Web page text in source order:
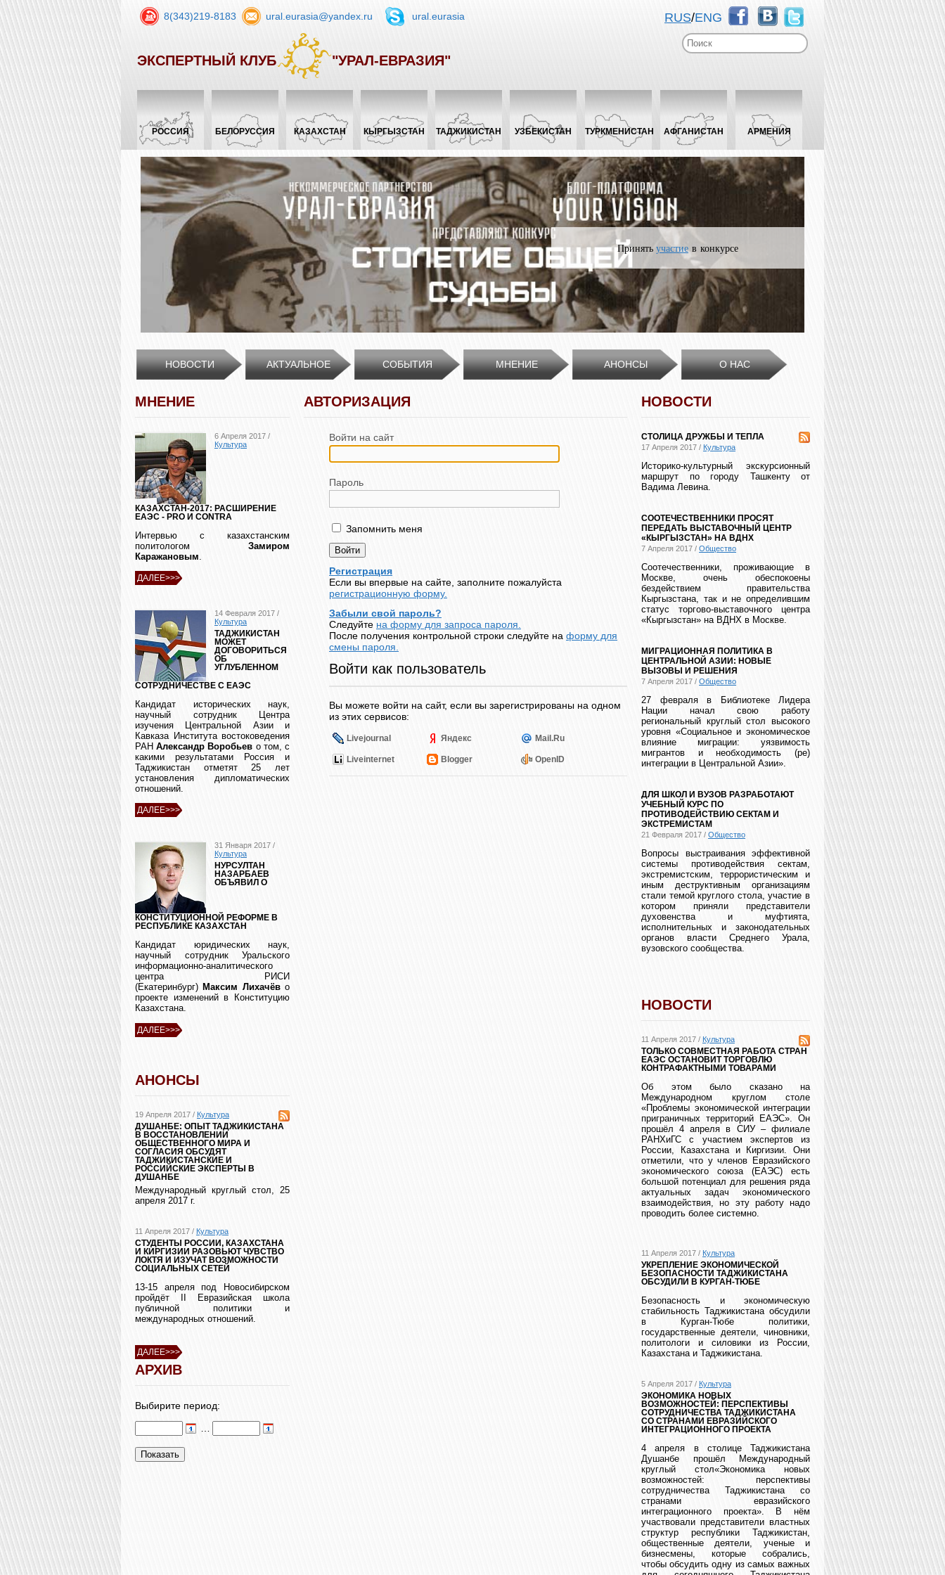
8(343)219-8183 ural.eurasia@yandex.ru ural.eurasia
ЭКСПЕРТНЫЙ КЛУБ "УРАЛ-ЕВРАЗИЯ"
RUS/ENG
РОССИЯ БЕЛОРУССИЯ КАЗАХСТАН КЫРГЫЗСТАН ТАДЖИКИСТАН УЗБЕКИСТАН ТУРКМЕНИСТАН АФГАНИСТАН АРМЕНИЯ
Принять участиев конкурсе
НОВОСТИ АКТУАЛЬНОЕ СОБЫТИЯ МНЕНИЕ АНОНСЫ О НАС
МНЕНИЕ
6 Апреля 2017 /
Культура
КАЗАХСТАН-2017: РАСШИРЕНИЕ
ЕАЭС - PRO И CONTRA
Интервью с казахстанским
политологом Замиром
Каражановым.
ДАЛЕЕ>>>
14 Февраля 2017 /
Культура
ТАДЖИКИСТАН
МОЖЕТ
ДОГОВОРИТЬСЯ
ОБ
УГЛУБЛЕННОМ
СОТРУДНИЧЕСТВЕ С ЕАЭС
Кандидат исторических наук,
научный сотрудник Центра
изучения Центральной Азии и
Кавказа Института востоковедения
РАНАлександр Воробьев о том, с
какими результатами Россия и
Таджикистан отметят 25 лет
установления дипломатических
отношений.
ДАЛЕЕ>>>
31 Января 2017 /
Культура
НУРСУЛТАН
НАЗАРБАЕВ
ОБЪЯВИЛ О
КОНСТИТУЦИОННОЙ РЕФОРМЕ В
РЕСПУБЛИКЕ КАЗАХСТАН
Кандидат юридических наук,
научный сотрудник Уральского
информационно-аналитического
центра РИСИ
(Екатеринбург) Максим Лихачёво
проекте изменений в Конституцию
Казахстана.
ДАЛЕЕ>>>
АНОНСЫ
19 Апреля 2017 / Культура
ДУШАНБЕ: ОПЫТ ТАДЖИКИСТАНА
В ВОССТАНОВЛЕНИИ
ОБЩЕСТВЕННОГО МИРА И
СОГЛАСИЯ ОБСУДЯТ
ТАДЖИКИСТАНСКИЕ И
РОССИЙСКИЕ ЭКСПЕРТЫ В
ДУШАНБЕ
Международный круглый стол, 25
апреля 2017 г.
11 Апреля 2017 / Культура
СТУДЕНТЫ РОССИИ, КАЗАХСТАНА
И КИРГИЗИИ РАЗОВЬЮТ ЧУВСТВО
ЛОКТЯ И ИЗУЧАТ ВОЗМОЖНОСТИ
СОЦИАЛЬНЫХ СЕТЕЙ
13-15 апреля под Новосибирском
пройдёт II Евразийская школа
публичной политики и
международных отношений.
ДАЛЕЕ>>>
АРХИВ
Выбирите период:
АВТОРИЗАЦИЯ
Войти на сайт
Пароль
Запомнить меня
Регистрация
Если вы впервые на сайте, заполните пожалуйста
регистрационную форму.
Забыли свой пароль?
Следуйте на форму для запроса пароля.
После получения контрольной строки следуйте на форму для
смены пароля.
Войти как пользователь
Вы можете войти на сайт, если вы зарегистрированы на одном
из этих сервисов:
Livejournal Яндекс Mail.Ru
Liveinternet Blogger OpenID
НОВОСТИ
СТОЛИЦА ДРУЖБЫ И ТЕПЛА
17 Апреля 2017 / Культура
Историко-культурный экскурсионный
маршрут по городу Ташкенту от
Вадима Левина.
СООТЕЧЕСТВЕННИКИ ПРОСЯТ
ПЕРЕДАТЬ ВЫСТАВОЧНЫЙ ЦЕНТР
«КЫРГЫЗСТАН» НА ВДНХ
7 Апреля 2017 / Общество
Соотечественники, проживающие в
Москве, очень обеспокоены
бездействием правительства
Кыргызстана, так и не определившим
статус торгово-выставочного центра
«Кыргызстан» на ВДНХ в Москве.
МИГРАЦИОННАЯ ПОЛИТИКА В
ЦЕНТРАЛЬНОЙ АЗИИ: НОВЫЕ
ВЫЗОВЫ И РЕШЕНИЯ
7 Апреля 2017 / Общество
27 февраля в Библиотеке Лидера
Нации начал свою работу
региональный круглый стол высокого
уровня «Социальное и экономическое
влияние миграции: уязвимость
мигрантов и необходимость (ре)
интеграции в Центральной Азии».
ДЛЯ ШКОЛ И ВУЗОВ РАЗРАБОТАЮТ
УЧЕБНЫЙ КУРС ПО
ПРОТИВОДЕЙСТВИЮ СЕКТАМ И
ЭКСТРЕМИСТАМ
21 Февраля 2017 / Общество
Вопросы выстраивания эффективной
системы противодействия сектам,
экстремистским, террористическим и
иным деструктивным организациям
стали темой круглого стола, участие в
котором приняли представители
духовенства и муфтията,
исполнительных и законодательных
органов власти Среднего Урала,
вузовского сообщества.
НОВОСТИ
11 Апреля 2017 / Культура
ТОЛЬКО СОВМЕСТНАЯ РАБОТА СТРАН
ЕАЭС ОСТАНОВИТ ТОРГОВЛЮ
КОНТРАФАКТНЫМИ ТОВАРАМИ
Об этом было сказано на
Международном круглом столе
«Проблемы экономической интеграции
приграничных территорий ЕАЭС». Он
прошёл 4 апреля в СИУ – филиале
РАНХиГС с участием экспертов из
России, Казахстана и Киргизии. Они
отметили, что у членов Евразийского
экономического союза (ЕАЭС) есть
большой потенциал для решения ряда
актуальных задач экономического
взаимодействия, но эту работу надо
проводить более системно.
11 Апреля 2017 / Культура
УКРЕПЛЕНИЕ ЭКОНОМИЧЕСКОЙ
БЕЗОПАСНОСТИ ТАДЖИКИСТАНА
ОБСУДИЛИ В КУРГАН-ТЮБЕ
Безопасность и экономическую
стабильность Таджикистана обсудили
в Курган-Тюбе политики,
государственные деятели, чиновники,
политологи и силовики из России,
Казахстана и Таджикистана.
5 Апреля 2017 / Культура
ЭКОНОМИКА НОВЫХ
ВОЗМОЖНОСТЕЙ: ПЕРСПЕКТИВЫ
СОТРУДНИЧЕСТВА ТАДЖИКИСТАНА
СО СТРАНАМИ ЕВРАЗИЙСКОГО
ИНТЕГРАЦИОННОГО ПРОЕКТА
4 апреля в столице Таджикистана
Душанбе прошёл Международный
круглый стол«Экономика новых
возможностей: перспективы
сотрудничества Таджикистана со
странами евразийского
интеграционного проекта». В нём
участвовали представители властных
структур республики Таджикистан,
общественные деятели, ученые и
бизнесмены, которые собрались,
чтобы обсудить одну из самых важных